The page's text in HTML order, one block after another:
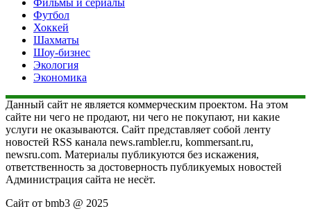
Футбол
Хоккей
Шахматы
Шоу-бизнес
Экология
Экономика
Данный сайт не является коммерческим проектом. На этом
сайте ни чего не продают, ни чего не покупают, ни какие
услуги не оказываются. Сайт представляет собой ленту
новостей RSS канала news.rambler.ru, kommersant.ru,
newsru.com. Материалы публикуются без искажения,
ответственность за достоверность публикуемых новостей
Администрация сайта не несёт.
Сайт от bmb3 @ 2025